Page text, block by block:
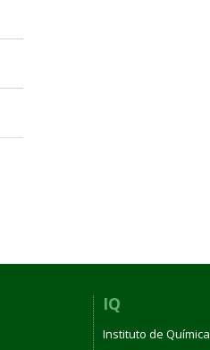
IQ
Instituto de Química